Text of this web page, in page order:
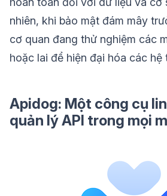
nhiên, khi bảo mật đám mây
cơ quan đang thử nghiệm các
hoặc lai để hiện đại hóa các hệ
Apidog: Một công cụ
quản lý API trong mọi